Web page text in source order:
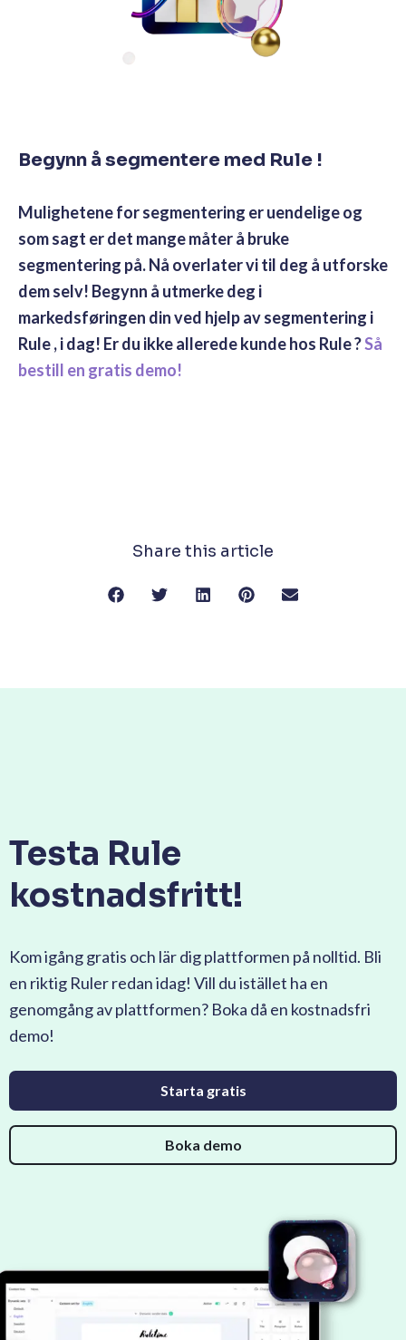
Begynn å segmentere med Rule !
Mulighetene for segmentering er uendelige og
som sagt er det mange måter å bruke
segmentering på. Nå overlater vi til deg å utforske
dem selv! Begynn å utmerke deg i
markedsføringen din ved hjelp av segmentering i
Rule , i dag! Er du ikke allerede kunde hos Rule ?Så
bestill en gratis demo!
Share this article
Testa Rule
kostnadsfritt!
Kom igång gratis och lär dig plattformen på nolltid. Bli
en riktig Ruler redan idag! Vill du istället ha en
genomgång av plattformen? Boka då en kostnadsfri
demo!
Starta gratis
Boka demo